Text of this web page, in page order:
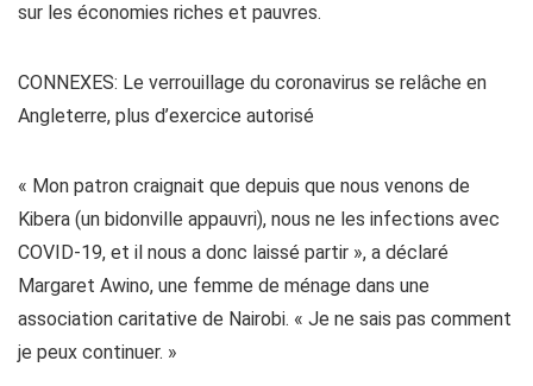
sur les économies riches et pauvres.
CONNEXES: Le verrouillage du coronavirus se relâche en
Angleterre, plus d’exercice autorisé
« Mon patron craignait que depuis que nous venons de
Kibera (un bidonville appauvri), nous ne les infections avec
COVID-19, et il nous a donc laissé partir », a déclaré
Margaret Awino, une femme de ménage dans une
association caritative de Nairobi. « Je ne sais pas comment
je peux continuer. »